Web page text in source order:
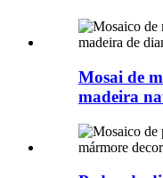
Mosai de
madeira